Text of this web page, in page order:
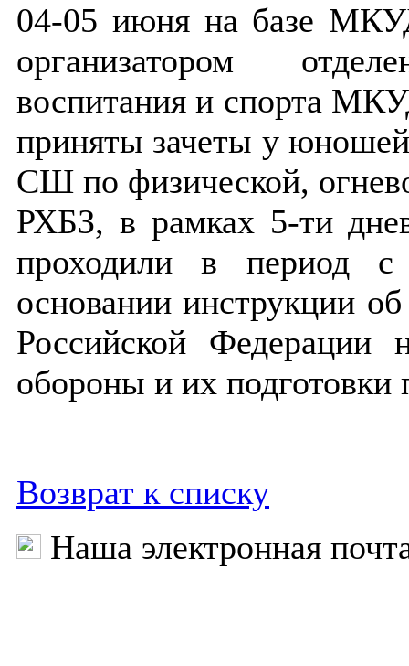
04-05 июня на базе
организатором
воспитания и спорта
приняты зачеты у
СШ по физической,
РХБЗ, в рамках 5-ти
проходили в период
основании инструкции
Российской Федерации
обороны и их
Возврат к списку
Наша электронная